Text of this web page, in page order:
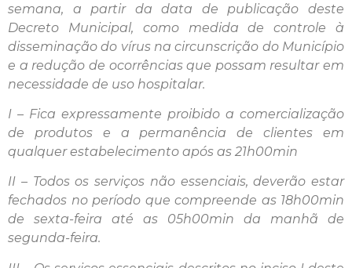
semana, a partir da data de publicação deste
Decreto Municipal, como medida de controle à
disseminação do vírus na circunscrição do Município
e a redução de ocorrências que possam resultar em
necessidade de uso hospitalar.
I – Fica expressamente proibido a comercialização
de produtos e a permanência de clientes em
qualquer estabelecimento após as 21h00min
II – Todos os serviços não essenciais, deverão estar
fechados no período que compreende as 18h00min
de sexta-feira até as 05h00min da manhã de
segunda-feira.